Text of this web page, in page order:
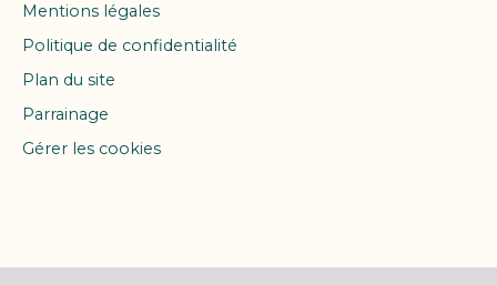
Mentions légales
Politique de confidentialité
Plan du site
Parrainage
Gérer les cookies